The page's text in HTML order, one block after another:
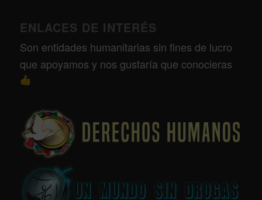
ENLACES DE INTERÉS
Son entidades humanitarias sin fines de lucro
que apoyamos y nos gustaría que conocieras